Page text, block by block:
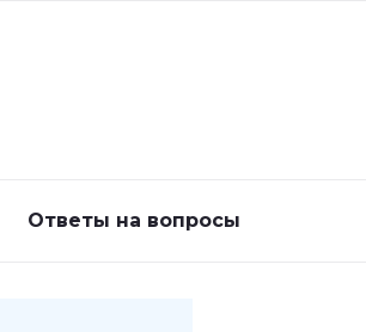
Ответы на вопросы